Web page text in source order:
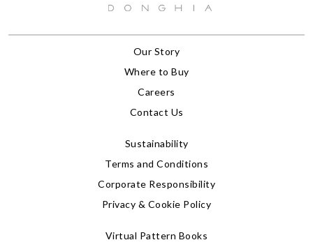
Our Story
Where to Buy
Careers
Contact Us
Sustainability
Terms and Conditions
Corporate Responsibility
Privacy & Cookie Policy
Virtual Pattern Books